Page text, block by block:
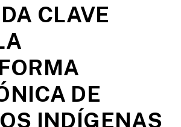
CLAVE
DE
INDÍGENAS